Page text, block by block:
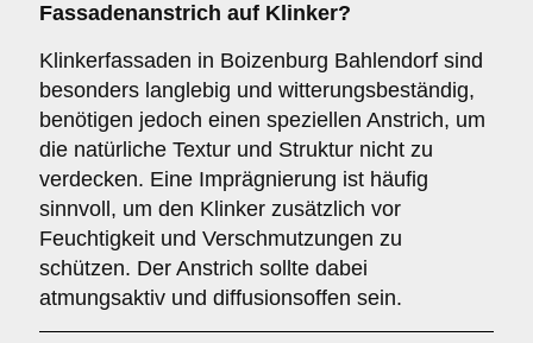
Fassadenanstrich auf Klinker?
Klinkerfassaden in Boizenburg Bahlendorf sind
besonders langlebig und witterungsbeständig,
benötigen jedoch einen speziellen Anstrich, um
die natürliche Textur und Struktur nicht zu
verdecken. Eine Imprägnierung ist häufig
sinnvoll, um den Klinker zusätzlich vor
Feuchtigkeit und Verschmutzungen zu
schützen. Der Anstrich sollte dabei
atmungsaktiv und diffusionsoffen sein.